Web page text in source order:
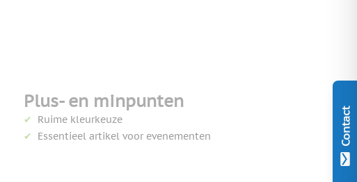
Contact
Plus- en minpunten
Ruime kleurkeuze
Essentieel artikel voor evenementen